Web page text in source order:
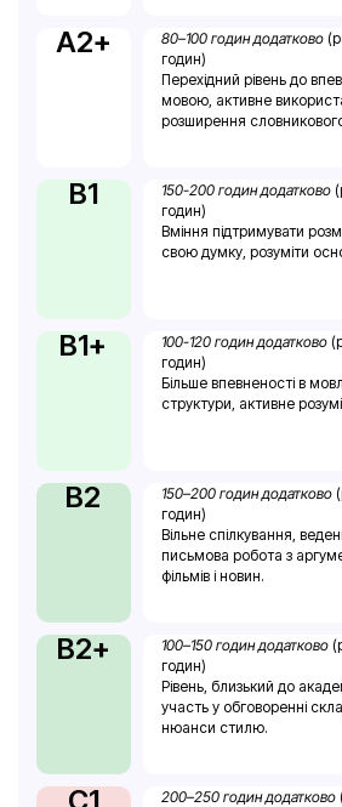
A2+ 80–100 годин додатково
годин)
Перехідний рівень до
мовою, активне
розширення
B1 150-200 годин додатково
годин)
Вміння підтримувати
свою думку, розуміти
B1+ 100-120 годин додатково
годин)
Більше впевненості в
структури, активне
B2 150–200 годин додатково
годин)
Вільне спілкування,
письмова робота з
фільмів і новин.
B2+ 100–150 годин додатково
годин)
Рівень, близький до
участь у обговоренні
нюанси стилю.
200–250 годин додатково